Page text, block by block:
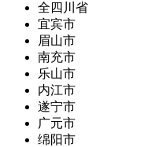
全四川省
宜宾市
眉山市
南充市
乐山市
内江市
遂宁市
广元市
绵阳市